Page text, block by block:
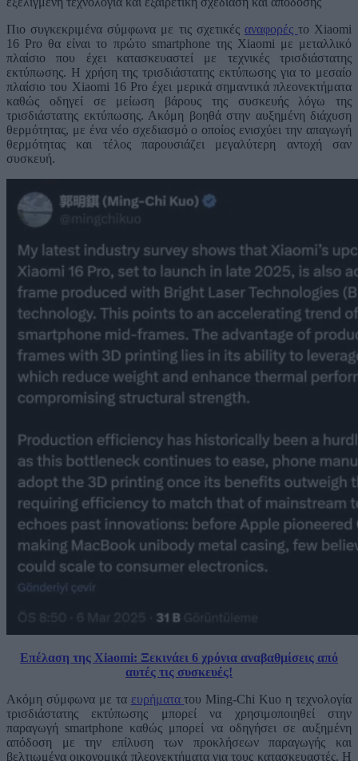
Πιο συγκεκριμένα σύμφωνα με τις σχετικές αναφορές το Xiaomi
16 Pro θα είναι το πρώτο smartphone της Xiaomi με μεταλλικό
πλαίσιο που έχει κατασκευαστεί με τεχνικές τρισδιάστατης
εκτύπωσης. Η χρήση της τρισδιάστατης εκτύπωσης για το μεσαίο
πλαίσιο του Xiaomi 16 Pro έχει μερικά σημαντικά πλεονεκτήματα
καθώς οδηγεί σε μείωση βάρους της συσκευής λόγω της
τρισδιάστατης εκτύπωσης. Ακόμη βοηθά στην αυξημένη διάχυση
θερμότητας, με ένα νέο σχεδιασμό ο οποίος ενισχύει την απαγωγή
θερμότητας και τέλος παρουσιάζει μεγαλύτερη αντοχή σαν
συσκευή.
Επέλαση της Xiaomi: Ξεκινάει 6 χρόνια αναβαθμίσεις από
αυτές τις συσκευές!
Ακόμη σύμφωνα με τα ευρήματατου Ming-Chi Kuo η τεχνολογία
τρισδιάστατης εκτύπωσης μπορεί να χρησιμοποιηθεί στην
παραγωγή smartphone καθώς μπορεί να οδηγήσει σε αυξημένη
απόδοση με την επίλυση των προκλήσεων παραγωγής και
βελτιωμένα οικονομικά πλεονεκτήματα για τους κατασκευαστές. Η